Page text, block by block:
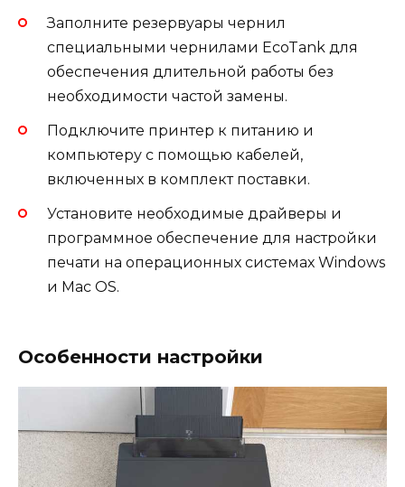
Заполните резервуары чернил
специальными чернилами EcoTank для
обеспечения длительной работы без
необходимости частой замены.
Подключите принтер к питанию и
компьютеру с помощью кабелей,
включенных в комплект поставки.
Установите необходимые драйверы и
программное обеспечение для настройки
печати на операционных системах Windows
и Mac OS.
Особенности настройки